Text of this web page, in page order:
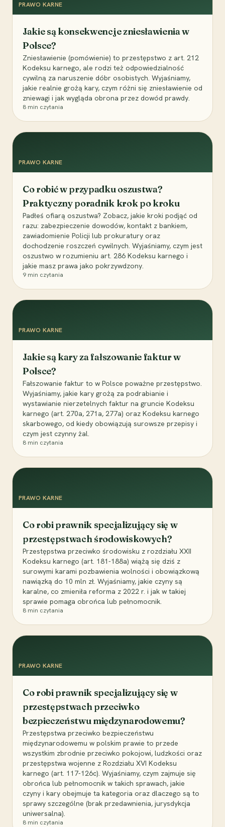
PRAWO KARNE
Jakie są konsekwencje zniesławienia w
Polsce?
Zniesławienie (pomówienie) to przestępstwo z art. 212
Kodeksu karnego, ale rodzi też odpowiedzialność
cywilną za naruszenie dóbr osobistych. Wyjaśniamy,
jakie realnie grożą kary, czym różni się zniesławienie od
zniewagi i jak wygląda obrona przez dowód prawdy.
8 min czytania
PRAWO KARNE
Co robić w przypadku oszustwa?
Praktyczny poradnik krok po kroku
Padłeś ofiarą oszustwa? Zobacz, jakie kroki podjąć od
razu: zabezpieczenie dowodów, kontakt z bankiem,
zawiadomienie Policji lub prokuratury oraz
dochodzenie roszczeń cywilnych. Wyjaśniamy, czym jest
oszustwo w rozumieniu art. 286 Kodeksu karnego i
jakie masz prawa jako pokrzywdzony.
9 min czytania
PRAWO KARNE
Jakie są kary za fałszowanie faktur w
Polsce?
Fałszowanie faktur to w Polsce poważne przestępstwo.
Wyjaśniamy, jakie kary grożą za podrabianie i
wystawianie nierzetelnych faktur na gruncie Kodeksu
karnego (art. 270a, 271a, 277a) oraz Kodeksu karnego
skarbowego, od kiedy obowiązują surowsze przepisy i
czym jest czynny żal.
8 min czytania
PRAWO KARNE
Co robi prawnik specjalizujący się w
przestępstwach środowiskowych?
Przestępstwa przeciwko środowisku z rozdziału XXII
Kodeksu karnego (art. 181-188a) wiążą się dziś z
surowymi karami pozbawienia wolności i obowiązkową
nawiązką do 10 mln zł. Wyjaśniamy, jakie czyny są
karalne, co zmieniła reforma z 2022 r. i jak w takiej
sprawie pomaga obrońca lub pełnomocnik.
8 min czytania
PRAWO KARNE
Co robi prawnik specjalizujący się w
przestępstwach przeciwko
bezpieczeństwu międzynarodowemu?
Przestępstwa przeciwko bezpieczeństwu
międzynarodowemu w polskim prawie to przede
wszystkim zbrodnie przeciwko pokojowi, ludzkości oraz
przestępstwa wojenne z Rozdziału XVI Kodeksu
karnego (art. 117-126c). Wyjaśniamy, czym zajmuje się
obrońca lub pełnomocnik w takich sprawach, jakie
czyny i kary obejmuje ta kategoria oraz dlaczego są to
sprawy szczególne (brak przedawnienia, jurysdykcja
uniwersalna).
8 min czytania